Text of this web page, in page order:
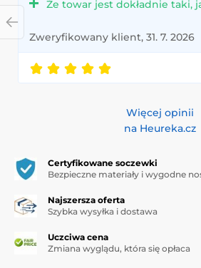
Że towar jest dokładnie taki,
Zweryfikowany klient, 31. 7. 2026
Więcej opinii
na Heureka.cz
Certyfikowane soczewki
Bezpieczne materiały i wygodne
Najszersza oferta
Szybka wysyłka i dostawa
Uczciwa cena
Zmiana wyglądu, która się opłaca